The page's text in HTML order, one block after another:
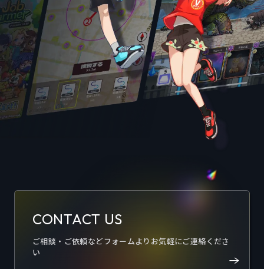
CONTACT US
ご相談・ご依頼などフォームよりお気軽にご連絡くださ
い